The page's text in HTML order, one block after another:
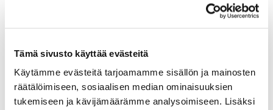
Tämä sivusto käyttää evästeitä
Käytämme evästeitä tarjoamamme sisällön ja mainosten
räätälöimiseen, sosiaalisen median ominaisuuksien
tukemiseen ja kävijämäärämme analysoimiseen. Lisäksi
Ympäristöä
ravintolakäynti